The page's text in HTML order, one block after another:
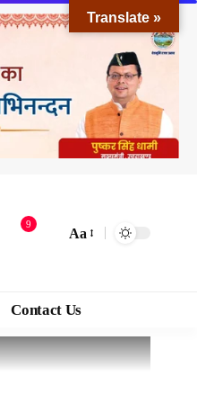
9
Aa
Contact Us
Translate »